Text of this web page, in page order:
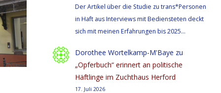
Der Artikel über die Studie zu trans*Personen
in Haft aus Interviews mit Bediensteten deckt
sich mit meinen Erfahrungen bis 2025…
Dorothee Wortelkamp-M'Baye zu
„Opferbuch“ erinnert an politische
Häftlinge im Zuchthaus Herford
17. Juli 2026